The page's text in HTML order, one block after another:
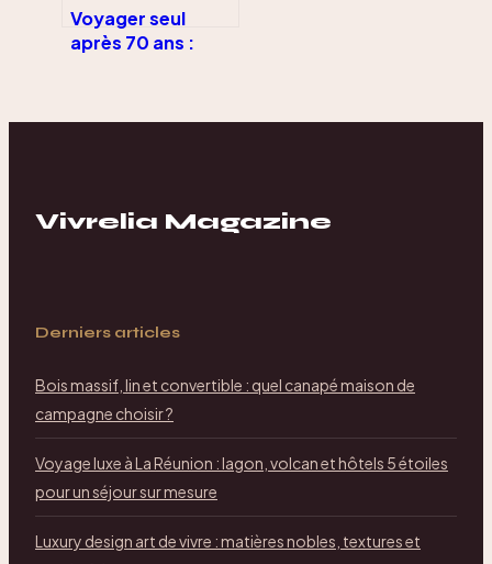
Voyager seul
après 70 ans :
Vivrelia Magazine
Derniers articles
Bois massif, lin et convertible : quel canapé maison de
campagne choisir ?
Voyage luxe à La Réunion : lagon, volcan et hôtels 5 étoiles
pour un séjour sur mesure
Luxury design art de vivre : matières nobles, textures et